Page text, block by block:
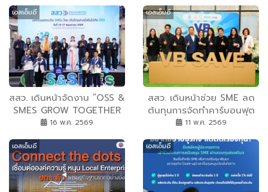
ให้ SME ทั่วไทยเติบโตไกลไป
ด้วยกัน
เศรษฐกิจหมุนเวียนกว่า 5.5
ล้านบาท มุ่งหน้าขับเคลื่อนการ
จัดงานครั้งที่ 3 ที่จ.อุดรธานี
ปลายเดือนพ.ค.นี้
เอสเอ็มอี
สสว. เดินหน้าจัดงาน ”OSS &
SMES GROW TOGETHER
FAIR 2026” ครั้งที่ 2 ปักหมุด
โรดโชว์ระดับภูมิภาค ยกทัพ
60 เอสเอ็มอี สุดยอดของดี
ภาคเหนือ เสริมแกร่งธุรกิจ
ครบวงจร คาดสร้างมูลค่าทาง
16 พ.ค. 2569
เอสเอ็มอี
สสว. เดินหน้าช่วย SME ลด
ต้นทุนการจัดทำคาร์บอนฟุต
พริ้นท์ ร่วมงานอบรมสัมมนา
แคมเปญ VB SAVE+ ต่อยอด
องค์ความรู้ เพื่อยกระดับ
มาตรฐาน SME ไทยก้าวทัน
เวทีการค้าโลก
11 พ.ค. 2569
เอสเอ็มอี เอสเอ็มอี